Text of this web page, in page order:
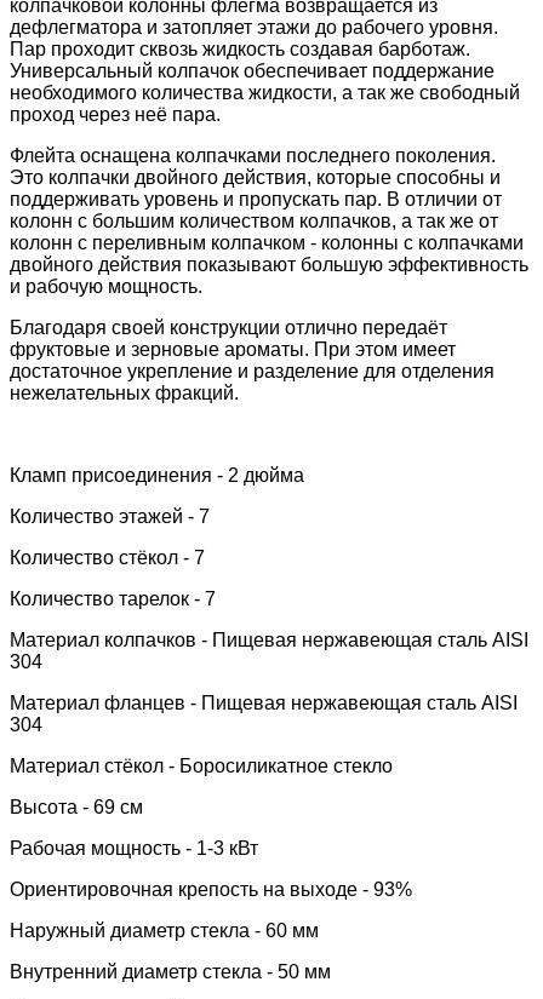
колпачковой колонны флегма возвращается из
дефлегматора и затопляет этажи до рабочего уровня.
Пар проходит сквозь жидкость создавая барботаж.
Универсальный колпачок обеспечивает поддержание
необходимого количества жидкости, а так же свободный
проход через неё пара.
Флейта оснащена колпачками последнего поколения.
Это колпачки двойного действия, которые способны и
поддерживать уровень и пропускать пар. В отличии от
колонн с большим количеством колпачков, а так же от
колонн с переливным колпачком - колонны с колпачками
двойного действия показывают большую эффективность
и рабочую мощность.
Благодаря своей конструкции отлично передаёт
фруктовые и зерновые ароматы. При этом имеет
достаточное укрепление и разделение для отделения
нежелательных фракций.
Кламп присоединения - 2 дюйма
Количество этажей - 7
Количество стёкол - 7
Количество тарелок - 7
Материал колпачков - Пищевая нержавеющая сталь AISI
304
Материал фланцев - Пищевая нержавеющая сталь AISI
304
Материал стёкол - Боросиликатное стекло
Высота - 69 см
Рабочая мощность - 1-3 кВт
Ориентировочная крепость на выходе - 93%
Наружный диаметр стекла - 60 мм
Внутренний диаметр стекла - 50 мм